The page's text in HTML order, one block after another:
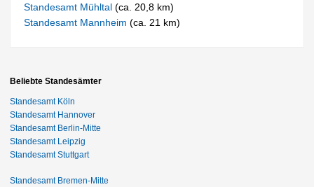
Standesamt Mühltal(ca. 20,8 km)
Standesamt Mannheim(ca. 21 km)
Beliebte Standesämter
Standesamt Köln
Standesamt Hannover
Standesamt Berlin-Mitte
Standesamt Leipzig
Standesamt Stuttgart
Standesamt Bremen-Mitte